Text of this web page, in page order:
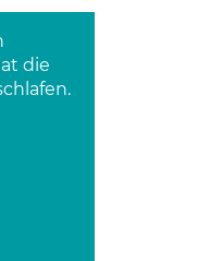
die